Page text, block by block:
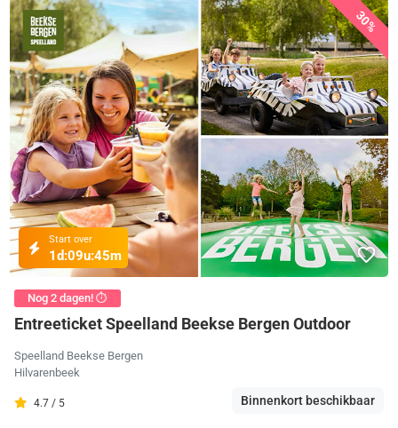
30%
Start over
1d:09u:45m
Nog 2 dagen! ⏱️
Entreeticket Speelland Beekse Bergen Outdoor
Speelland Beekse Bergen
Hilvarenbeek
4.7 / 5 Binnenkort beschikbaar